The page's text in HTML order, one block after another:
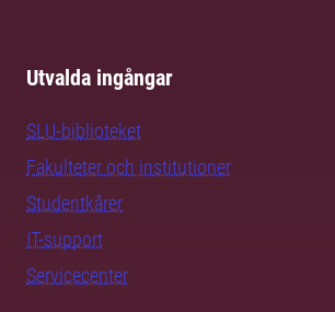
Utvalda ingångar
SLU-biblioteket
Fakulteter och institutioner
Studentkårer
IT-support
Servicecenter